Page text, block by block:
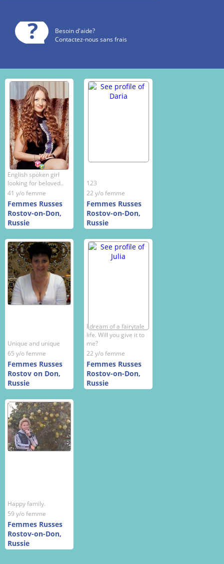
Besoin d'aide?
Contactez-nous sans frais
English spoken girl
looking for beloved..
41 y/o femme
Femmes Russes
Rostov-on-Don,
Russie
123
22 y/o femme
Femmes Russes
Rostov-on-Don,
Russie
Unique and unique
65 y/o femme
Femmes Russes
Rostov on Don,
Russie
I dream of a fairytale
life. Will you give it to
me?
22 y/o femme
Femmes Russes
Rostov-on-Don,
Russie
Happy family.
59 y/o femme
Femmes Russes
Rostov-on-Don,
Russie